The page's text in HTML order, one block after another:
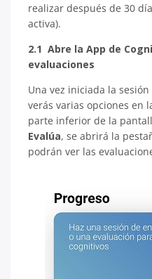
realizar después de 30
activa).
2.1 Abre la App de
evaluaciones
Una vez iniciada la
verás varias opciones en
parte inferior de la
Evalúa, se abrirá la
podrán ver las